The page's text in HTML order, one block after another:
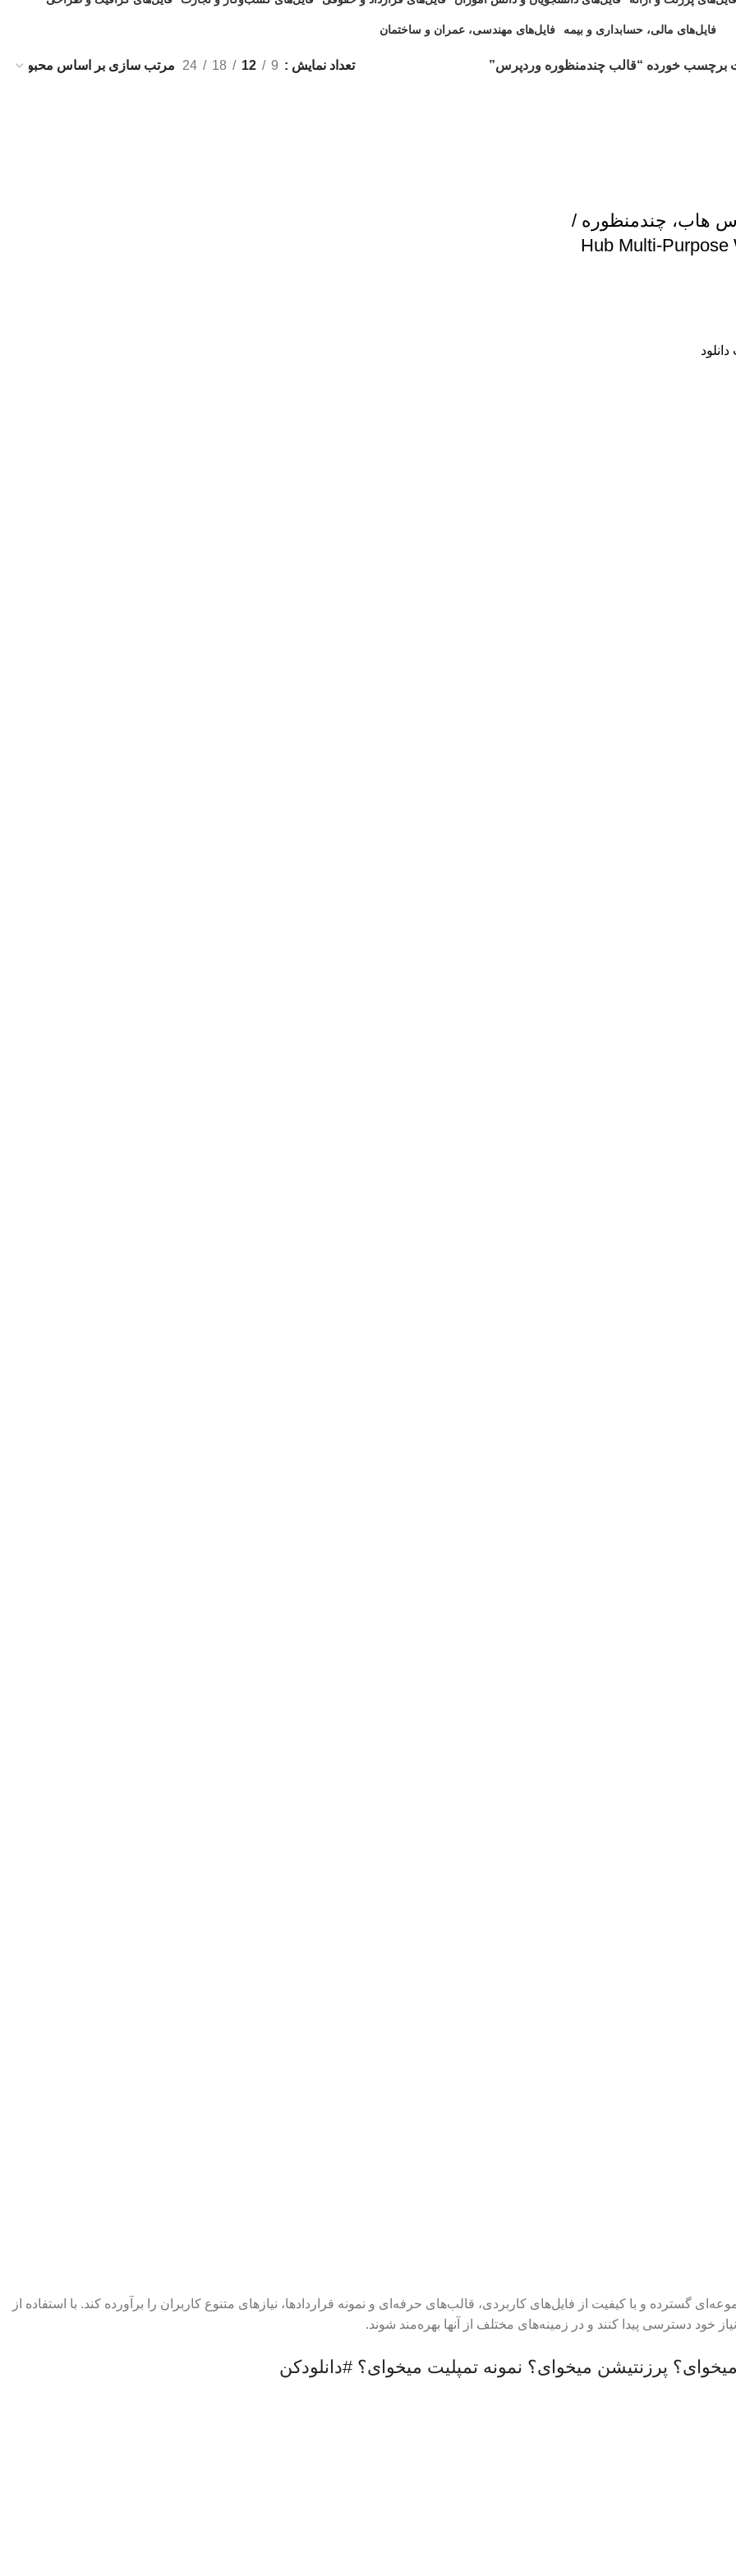
فایل‌های مالی، حسابداری و بیمه
فایل‌های مهندسی، عمران و ساختمان
برچسب خورده “قالب چندمنظوره وردپرس” تعداد نمایش 9
12
18
24
هاب، چندمنظوره /
Hub Multi-Purpose
گسترده و با کیفیت از فایل‌های کاربردی، قالب‌های حرفه‌ای و نمونه قراردادها، نیازهای متنوع کاربران را برآورده کند. با استفاده از
خود دسترسی پیدا کنند و در زمینه‌های مختلف از آنها بهره‌مند شوند.
پرزنتیشن میخوای؟ نمونه تمپلیت میخوای؟#دانلودکن